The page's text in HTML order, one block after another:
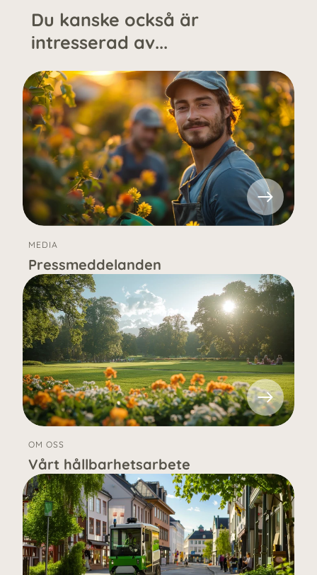
Du kanske också är
intresserad av...
MEDIA
Pressmeddelanden
OM OSS
Vårt hållbarhetsarbete